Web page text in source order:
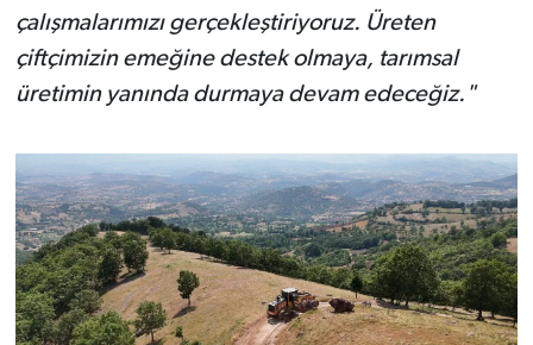
çalışmalarımızı gerçekleştiriyoruz. Üreten
çiftçimizin emeğine destek olmaya, tarımsal
üretimin yanında durmaya devam edeceğiz."
SPOR
SÜRMANŞET
TARİHTE BUGÜN
TEKNOLOJİ
Trend